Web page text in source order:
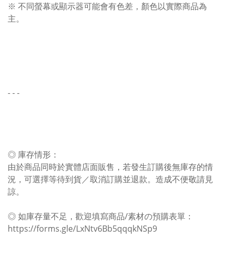
※ 不同螢幕或顯示器可能會有色差，顏色以實際商品為
主。
- - -
◎ 庫存情形：
由於商品同時於實體店面販售，若發生訂購後無庫存的情
況，可選擇等待到貨／取消訂購並退款。造成不便敬請見
諒。
◎ 如庫存量不足，歡迎填寫商品/素材の預購表單：
https://forms.gle/LxNtv6Bb5qqqkNSp9